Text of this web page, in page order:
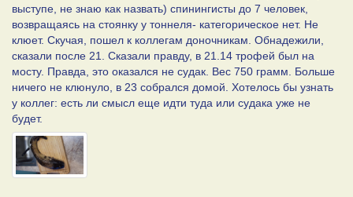
выступе, не знаю как назвать) спинингисты до 7 человек,
возвращаясь на стоянку у тоннеля- категорическое нет. Не
клюет. Скучая, пошел к коллегам доночникам. Обнадежили,
сказали после 21. Сказали правду, в 21.14 трофей был на
мосту. Правда, это оказался не судак. Вес 750 грамм. Больше
ничего не клюнуло, в 23 собрался домой. Хотелось бы узнать
у коллег: есть ли смысл еще идти туда или судака уже не
будет.